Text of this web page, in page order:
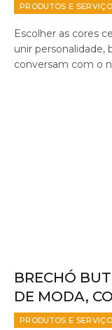
PRODUTOS E
Escolher as cores
unir personalidade,
conversam com o
BRECHÓ
DE MODA,
PRODUTOS E